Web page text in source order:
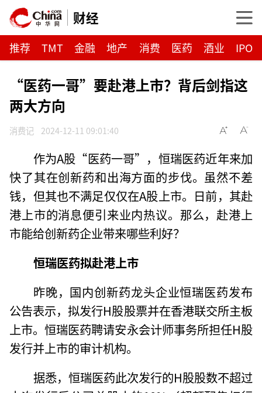
财经
推荐 TMT 金融 地产 消费 医药 酒业 IPO
“医药一哥”要赴港上市？背后剑指这
两大方向
消费记 2024-12-11 09:01:40
作为A股“医药一哥”，恒瑞医药近年来加
快了其在创新药和出海方面的步伐。虽然不差
钱，但其也不满足仅仅在A股上市。日前，其赴
港上市的消息便引来业内热议。那么，赴港上
市能给创新药企业带来哪些利好？
恒瑞医药拟赴港上市
昨晚，国内创新药龙头企业恒瑞医药发布
公告表示，拟发行H股股票并在香港联交所主板
上市。恒瑞医药聘请安永会计师事务所担任H股
发行并上市的审计机构。
据悉，恒瑞医药此次发行的H股股数不超过